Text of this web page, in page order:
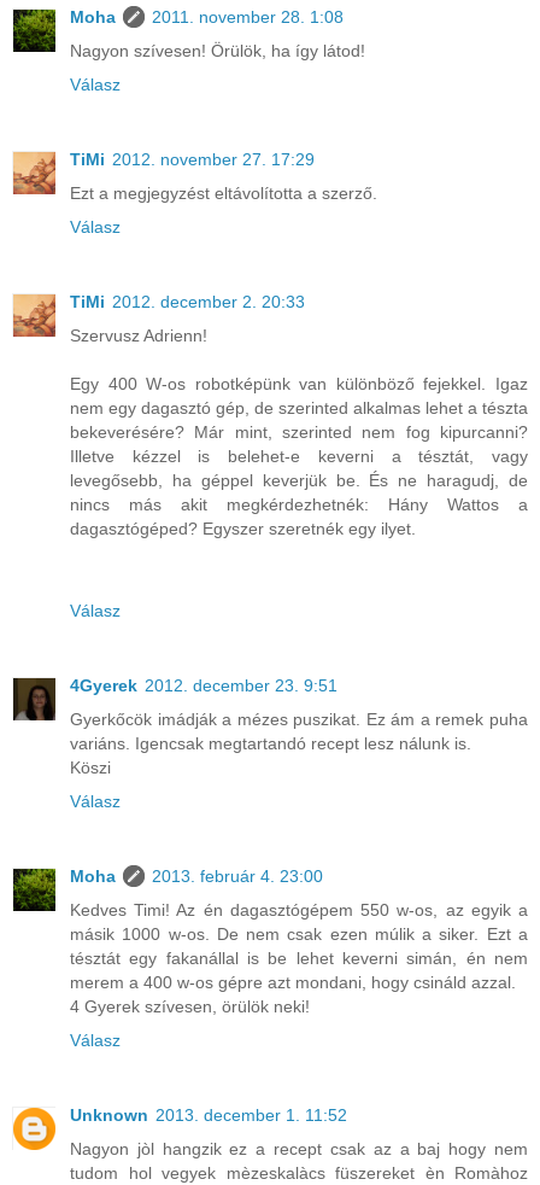
Moha
2011. november 28. 1:08
Nagyon szívesen! Örülök, ha így látod!
Válasz
TiMi 2012. november 27. 17:29
Ezt a megjegyzést eltávolította a szerző.
Válasz
TiMi 2012. december 2. 20:33
Szervusz Adrienn!
Egy 400 W-os robotképünk van különböző fejekkel. Igaz
nem egy dagasztó gép, de szerinted alkalmas lehet a tészta
bekeverésére? Már mint, szerinted nem fog kipurcanni?
Illetve kézzel is belehet-e keverni a tésztát, vagy
levegősebb, ha géppel keverjük be. És ne haragudj, de
nincs más akit megkérdezhetnék: Hány Wattos a
dagasztógéped? Egyszer szeretnék egy ilyet.
Válasz
4Gyerek 2012. december 23. 9:51
Gyerkőcök imádják a mézes puszikat. Ez ám a remek puha
variáns. Igencsak megtartandó recept lesz nálunk is.
Köszi
Válasz
Moha
2013. február 4. 23:00
Kedves Timi! Az én dagasztógépem 550 w-os, az egyik a
másik 1000 w-os. De nem csak ezen múlik a siker. Ezt a
tésztát egy fakanállal is be lehet keverni simán, én nem
merem a 400 w-os gépre azt mondani, hogy csináld azzal.
4 Gyerek szívesen, örülök neki!
Válasz
Unknown 2013. december 1. 11:52
Nagyon jòl hangzik ez a recept csak az a baj hogy nem
tudom hol vegyek mèzeskalàcs füszereket èn Romàhoz